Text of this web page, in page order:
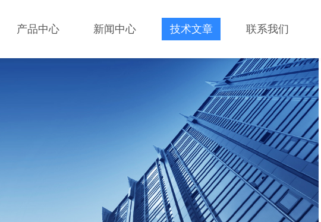
产品中心 新闻中心 技术文章 联系我们